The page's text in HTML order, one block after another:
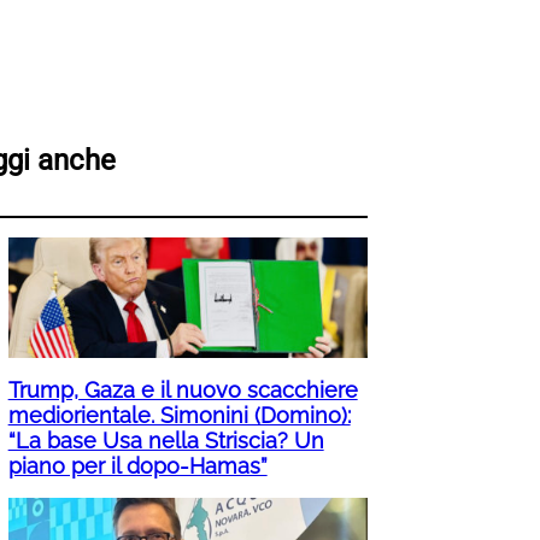
anche
Trump, Gaza e il nuovo scacchiere
mediorientale. Simonini (Domino):
“La base Usa nella Striscia? Un
piano per il dopo-Hamas”